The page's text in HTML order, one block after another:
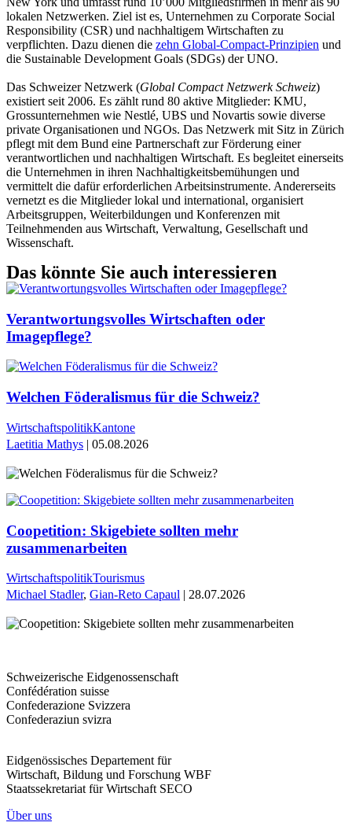
lokalen Netzwerken. Ziel ist es, Unternehmen zu Corporate Social
Responsibility (CSR) und nachhaltigem Wirtschaften zu
verpflichten. Dazu dienen die zehn Global-Compact-Prinzipien und
die Sustainable Development Goals (SDGs) der UNO.
Das Schweizer Netzwerk (Global Compact Netzwerk Schweiz)
existiert seit 2006. Es zählt rund 80 aktive Mitglieder: KMU,
Grossunternehmen wie Nestlé, UBS und Novartis sowie diverse
private Organisationen und NGOs. Das Netzwerk mit Sitz in Zürich
pflegt mit dem Bund eine Partnerschaft zur Förderung einer
verantwortlichen und nachhaltigen Wirtschaft. Es begleitet einerseits
die Unternehmen in ihren Nachhaltigkeitsbemühungen und
vermittelt die dafür erforderlichen Arbeitsinstrumente. Andererseits
vernetzt es die Mitglieder lokal und international, organisiert
Arbeitsgruppen, Weiterbildungen und Konferenzen mit
Teilnehmenden aus Wirtschaft, Verwaltung, Gesellschaft und
Wissenschaft.
Das könnte Sie auch interessieren
Verantwortungsvolles Wirtschaften oder
Imagepflege?
Welchen Föderalismus für die Schweiz?
WirtschaftspolitikKantone
Laetitia Mathys | 05.08.2026
Coopetition: Skigebiete sollten mehr
zusammenarbeiten
WirtschaftspolitikTourismus
Michael Stadler, Gian-Reto Capaul | 28.07.2026
Schweizerische Eidgenossenschaft
Confédération suisse
Confederazione Svizzera
Confederaziun svizra
Eidgenössisches Departement für
Wirtschaft, Bildung und Forschung WBF
Staatssekretariat für Wirtschaft SECO
Über uns